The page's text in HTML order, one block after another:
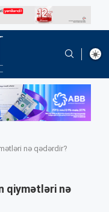
nə qədərdir?
qiymətləri nə